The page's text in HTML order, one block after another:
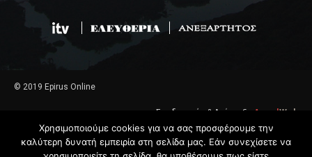
© 2019 Epirus Online
Σχεδιασμός & Ανάπτυξη AngelWeb
Χρησιμοποιούμε cookies για να σας προσφέρουμε την
καλύτερη δυνατή εμπειρία στη σελίδα μας. Εάν συνεχίσετε να